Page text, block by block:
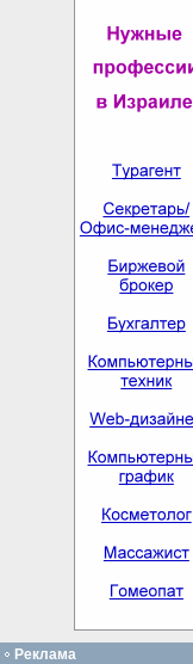
Реклама